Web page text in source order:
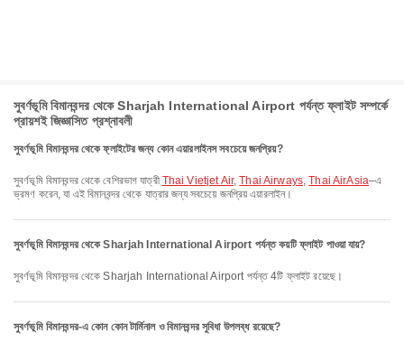
সুবর্ণভূমি বিমানবন্দর থেকে Sharjah International Airport পর্যন্ত ফ্লাইট সম্পর্কে
প্রায়শই জিজ্ঞাসিত প্রশ্নাবলী
সুবর্ণভূমি বিমানবন্দর থেকে ফ্লাইটের জন্য কোন এয়ারলাইনস সবচেয়ে জনপ্রিয়?
সুবর্ণভূমি বিমানবন্দর থেকে বেশিরভাগ যাত্রী Thai Vietjet Air,Thai Airways,Thai AirAsia–এ
ভ্রমণ করেন, যা এই বিমানবন্দর থেকে যাত্রার জন্য সবচেয়ে জনপ্রিয় এয়ারলাইন।
সুবর্ণভূমি বিমানবন্দর থেকে Sharjah International Airport পর্যন্ত কয়টি ফ্লাইট পাওয়া যায়?
সুবর্ণভূমি বিমানবন্দর থেকে Sharjah International Airport পর্যন্ত 4টি ফ্লাইট রয়েছে।
সুবর্ণভূমি বিমানবন্দর-এ কোন কোন টার্মিনাল ও বিমানবন্দর সুবিধা উপলব্ধ রয়েছে?